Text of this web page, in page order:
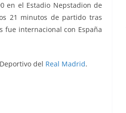
en el Estadio Nepstadion de
21 minutos de partido tras
fue internacional con España
del Real Madrid.